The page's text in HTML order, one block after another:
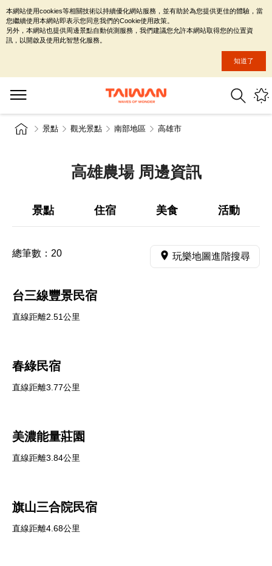
景點 觀光景點 南部地區 高雄市
高雄農場 周邊資訊
景點 住宿 美食 活動
總筆數： 20 玩樂地圖進階搜尋
台三線豐景民宿
直線距離2.51公里
春綠民宿
直線距離3.77公里
美濃能量莊園
直線距離3.84公里
旗山三合院民宿
直線距離4.68公里
本網站使用cookies等相關技術以持續優化網站服務，並有助於為您提供更佳的體驗，當
您繼續使用本網站即表示您同意我們的Cookie使用政策。
另外，本網站也提供周邊景點自動偵測服務，我們建議您允許本網站取得您的位置資
訊，以開啟及使用此智慧化服務。
知道了